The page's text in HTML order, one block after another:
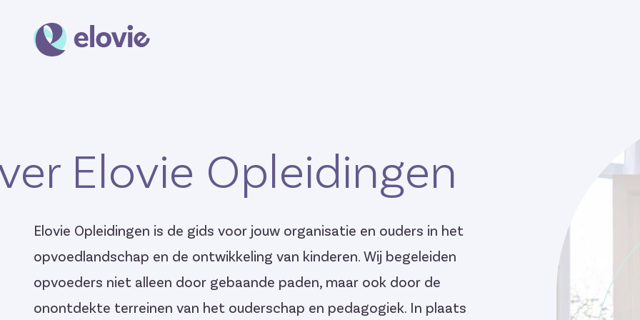
Elovie Opleidingen
Elovie Opleidingen is de gids voor jouw organisatie en ouders in het
opvoedlandschap en de ontwikkeling van kinderen. Wij begeleiden
opvoeders niet alleen door gebaande paden, maar ook door de
onontdekte terreinen van het ouderschap en pedagogiek. In plaats